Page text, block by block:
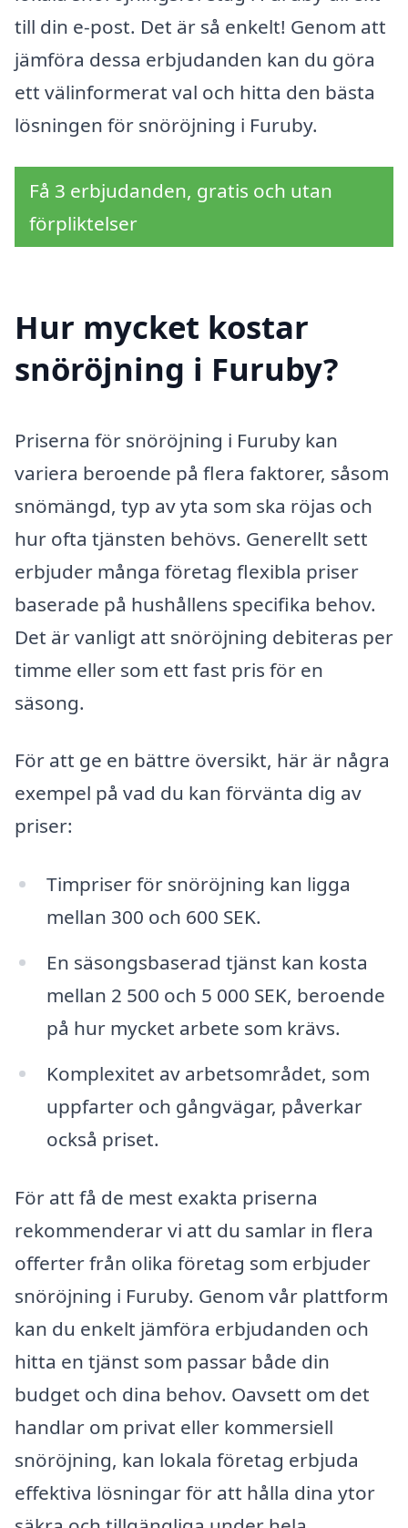
till din e-post. Det är så enkelt! Genom att
jämföra dessa erbjudanden kan du göra
ett välinformerat val och hitta den bästa
lösningen för snöröjning i Furuby.
Få 3 erbjudanden, gratis och utan
förpliktelser
Hur mycket kostar
snöröjning i Furuby?
Priserna för snöröjning i Furuby kan
variera beroende på flera faktorer, såsom
snömängd, typ av yta som ska röjas och
hur ofta tjänsten behövs. Generellt sett
erbjuder många företag flexibla priser
baserade på hushållens specifika behov.
Det är vanligt att snöröjning debiteras per
timme eller som ett fast pris för en
säsong.
För att ge en bättre översikt, här är några
exempel på vad du kan förvänta dig av
priser:
Timpriser för snöröjning kan ligga
mellan 300 och 600 SEK.
En säsongsbaserad tjänst kan kosta
mellan 2 500 och 5 000 SEK, beroende
på hur mycket arbete som krävs.
Komplexitet av arbetsområdet, som
uppfarter och gångvägar, påverkar
också priset.
För att få de mest exakta priserna
rekommenderar vi att du samlar in flera
offerter från olika företag som erbjuder
snöröjning i Furuby. Genom vår plattform
kan du enkelt jämföra erbjudanden och
hitta en tjänst som passar både din
budget och dina behov. Oavsett om det
handlar om privat eller kommersiell
snöröjning, kan lokala företag erbjuda
effektiva lösningar för att hålla dina ytor